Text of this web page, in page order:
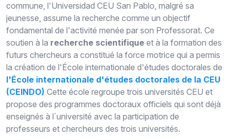
commune, l'Universidad CEU San Pablo, malgré sa
jeunesse, assume la recherche comme un objectif
fondamental de l'activité menée par son Professorat. Ce
soutien à la recherche scientifique et à la formation des
futurs chercheurs a constitué la force motrice qui a permis
la création de l'École internationale d'études doctorales de
l'École internationale d'études doctorales de la CEU
(CEINDO) Cette école regroupe trois universités CEU et
propose des programmes doctoraux officiels qui sont déjà
enseignés à l´université avec la participation de
professeurs et chercheurs des trois universités.